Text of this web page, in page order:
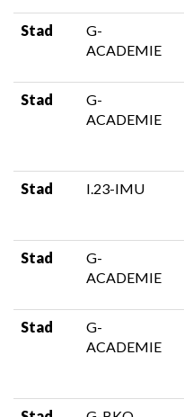
Stad
G-
ACADEMIE
Stad
G-
ACADEMIE
Stad I.23-IMU
Stad
G-
ACADEMIE
Stad
G-
ACADEMIE